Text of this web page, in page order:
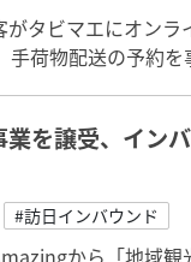
タビマエにオンラ
荷物配送の予約を
を譲受、イン
#訪日インバウンド
から「地域観